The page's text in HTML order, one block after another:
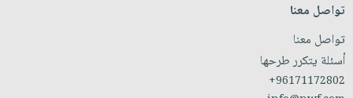
تواصل معنا
تواصل معنا
أسئلة يتكرر طرحها
+96171172802